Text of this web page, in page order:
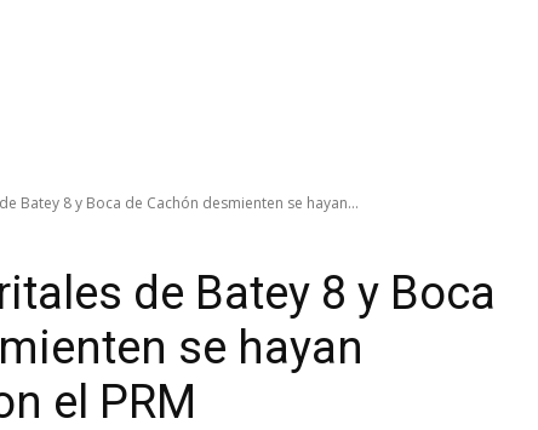
Batey 8 y Boca de Cachón desmienten se hayan...
de Batey 8 y Boca
se hayan
el PRM